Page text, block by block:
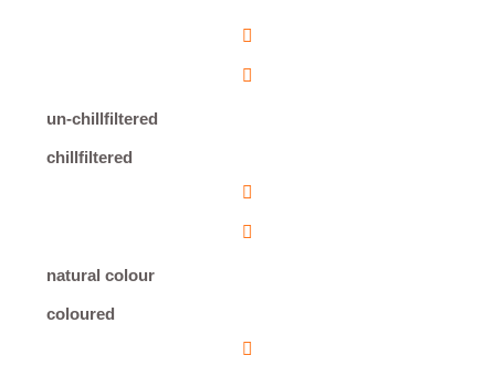
un-chillfiltered
chillfiltered
natural colour
coloured